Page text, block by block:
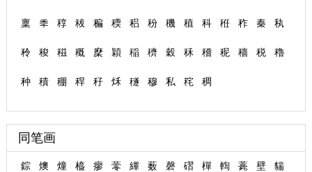
稟 秊 稕 秡 稨 稬 稆 秎 穖 稙 科 秹 秨 秦 秇
秢 稄 稵 穊 穈 穎 稲 穧 穀 秝 稽 秜 穑 税 穭
种 積 稝 稈 秄 秌 穟 穆 私 秺 稠
同笔画
錝 燠 燑 橀 瘳 蕶 縪 薮 磬 磖 樿 輷 薧 壁 貒